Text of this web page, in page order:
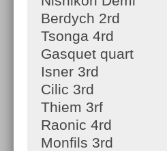
Berdych 2rd
Tsonga 4rd
Gasquet quart
Isner 3rd
Cilic 3rd
Thiem 3rf
Raonic 4rd
Monfils 3rd